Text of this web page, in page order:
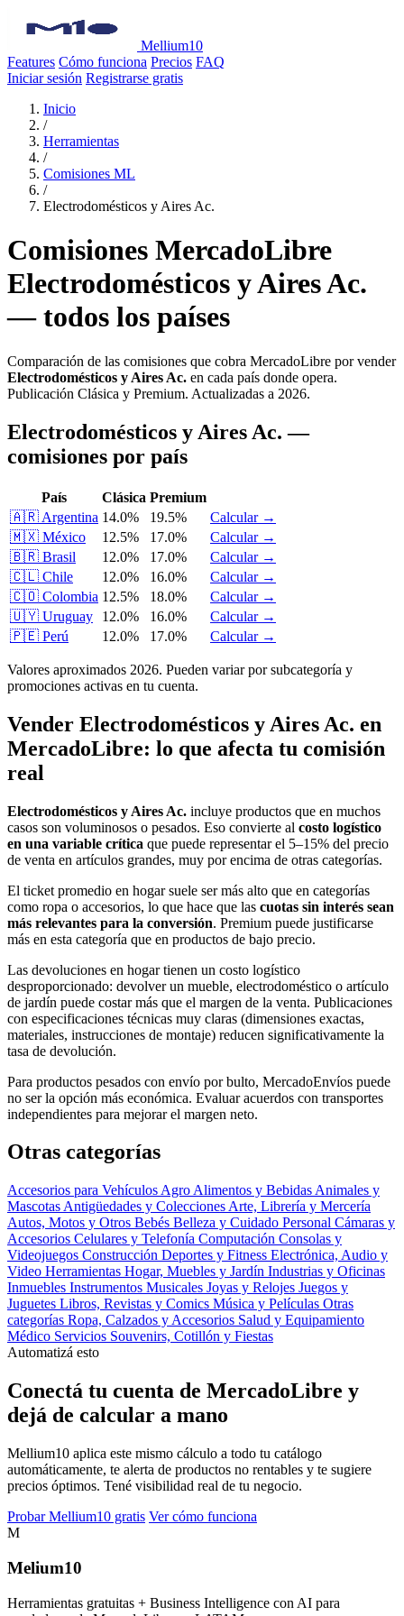
Mellium10
Features Cómo funciona Precios FAQ
Iniciar sesión Registrarse gratis
Inicio
/
Herramientas
/
Comisiones ML
/
Electrodomésticos y Aires Ac.
Comisiones MercadoLibre
Electrodomésticos y Aires Ac.
— todos los países
Comparación de las comisiones que cobra MercadoLibre por vender
Electrodomésticos y Aires Ac. en cada país donde opera.
Publicación Clásica y Premium. Actualizadas a 2026.
Electrodomésticos y Aires Ac. —
comisiones por país
País Clásica Premium
🇦🇷 Argentina 14.0% 19.5%
Calcular →
🇲🇽 México 12.5% 17.0%
Calcular →
🇧🇷 Brasil 12.0% 17.0%
Calcular →
🇨🇱 Chile 12.0% 16.0%
Calcular →
🇨🇴 Colombia 12.5% 18.0%
Calcular →
🇺🇾 Uruguay 12.0% 16.0%
Calcular →
🇵🇪 Perú 12.0% 17.0% Calcular →
Valores aproximados 2026. Pueden variar por subcategoría y
promociones activas en tu cuenta.
Vender Electrodomésticos y Aires Ac. en
MercadoLibre: lo que afecta tu comisión
real
Electrodomésticos y Aires Ac. incluye productos que en muchos
casos son voluminosos o pesados. Eso convierte al costo logístico
en una variable crítica que puede representar el 5–15% del precio
de venta en artículos grandes, muy por encima de otras categorías.
El ticket promedio en hogar suele ser más alto que en categorías
como ropa o accesorios, lo que hace que las cuotas sin interés sean
más relevantes para la conversión. Premium puede justificarse
más en esta categoría que en productos de bajo precio.
Las devoluciones en hogar tienen un costo logístico
desproporcionado: devolver un mueble, electrodoméstico o artículo
de jardín puede costar más que el margen de la venta. Publicaciones
con especificaciones técnicas muy claras (dimensiones exactas,
materiales, instrucciones de montaje) reducen significativamente la
tasa de devolución.
Para productos pesados con envío por bulto, MercadoEnvíos puede
no ser la opción más económica. Evaluar acuerdos con transportes
independientes para mejorar el margen neto.
Otras categorías
Accesorios para Vehículos Agro Alimentos y Bebidas Animales y
Mascotas Antigüedades y Colecciones Arte, Librería y Mercería
Autos, Motos y Otros Bebés Belleza y Cuidado Personal Cámaras y
Accesorios Celulares y Telefonía Computación Consolas y
Videojuegos Construcción Deportes y Fitness Electrónica, Audio y
Video Herramientas Hogar, Muebles y Jardín Industrias y Oficinas
Inmuebles Instrumentos Musicales Joyas y Relojes Juegos y
Juguetes Libros, Revistas y Comics Música y Películas Otras
categorías Ropa, Calzados y Accesorios Salud y Equipamiento
Médico Servicios Souvenirs, Cotillón y Fiestas
Automatizá esto
Conectá tu cuenta de MercadoLibre y
dejá de calcular a mano
Mellium10 aplica este mismo cálculo a todo tu catálogo
automáticamente, te alerta de productos no rentables y te sugiere
precios óptimos. Tené visibilidad real de tu negocio.
Probar Mellium10 gratis Ver cómo funciona
M
Melium10
Herramientas gratuitas + Business Intelligence con AI para